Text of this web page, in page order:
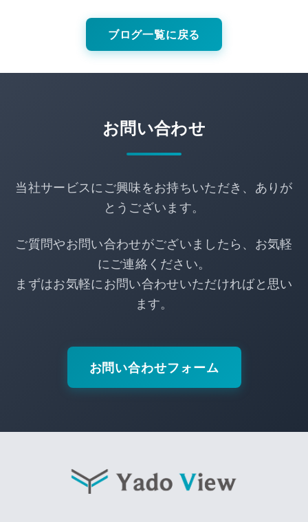
ブログ一覧に戻る
お問い合わせ
当社サービスにご興味をお持ちいただき、ありが
とうございます。
ご質問やお問い合わせがございましたら、お気軽
にご連絡ください。
まずはお気軽にお問い合わせいただければと思い
ます。
お問い合わせフォーム